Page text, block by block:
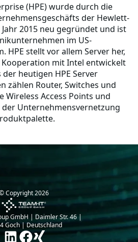
(HPE) wurde durch die
der Hewlett-
2015 neu gegründet und ist
im US-
HPE stellt vor allem Server her,
mit Intel entwickelt
heutigen HPE Server
zählen Router, Switches und
Wireless Access Points und
Unternehmensvernetzung
Copyright2026
GmbH | Daimler Str. 46 |
Goch | Deutschland